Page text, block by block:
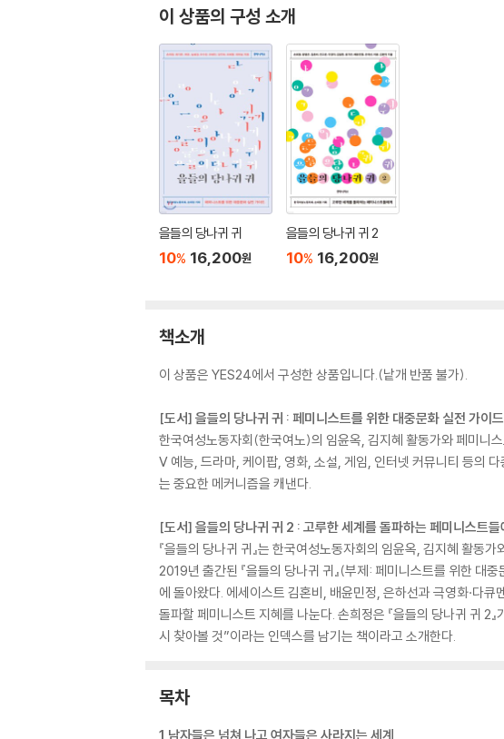
이 상품의 구성 소개
을들의 당나귀 귀
10% 16,200원
을들의 당나귀 귀 2
10% 16,200원
책소개
이 상품은 YES24에서 구성한 상품입니다.(낱개 반품 불가).
[도서] 을들의 당나귀 귀 : 페미니스트를 위한 대중문화 실전 가이드
한국여성노동자회(한국여노)의 임윤옥, 김지혜 활동가와 페미니
V 예능, 드라마, 케이팝, 영화, 소설, 게임, 인터넷 커뮤니티 등의
는 중요한 메커니즘을 캐낸다.
[도서] 을들의 당나귀 귀 2 : 고루한 세계를 돌파하는 페미니스트들
『을들의 당나귀 귀』는 한국여성노동자회의 임윤옥, 김지혜 활동
2019년 출간된 『을들의 당나귀 귀』(부제: 페미니스트를 위한 대
에 돌아왔다. 에세이스트 김혼비, 배윤민정, 은하선과 극영화·다
돌파할 페미니스트 지혜를 나눈다. 손희정은 『을들의 당나귀 귀 2
시 찾아볼 것”이라는 인덱스를 남기는 책이라고 소개한다.
목차
1 남자들은 넘쳐 나고 여자들은 사라지는 세계